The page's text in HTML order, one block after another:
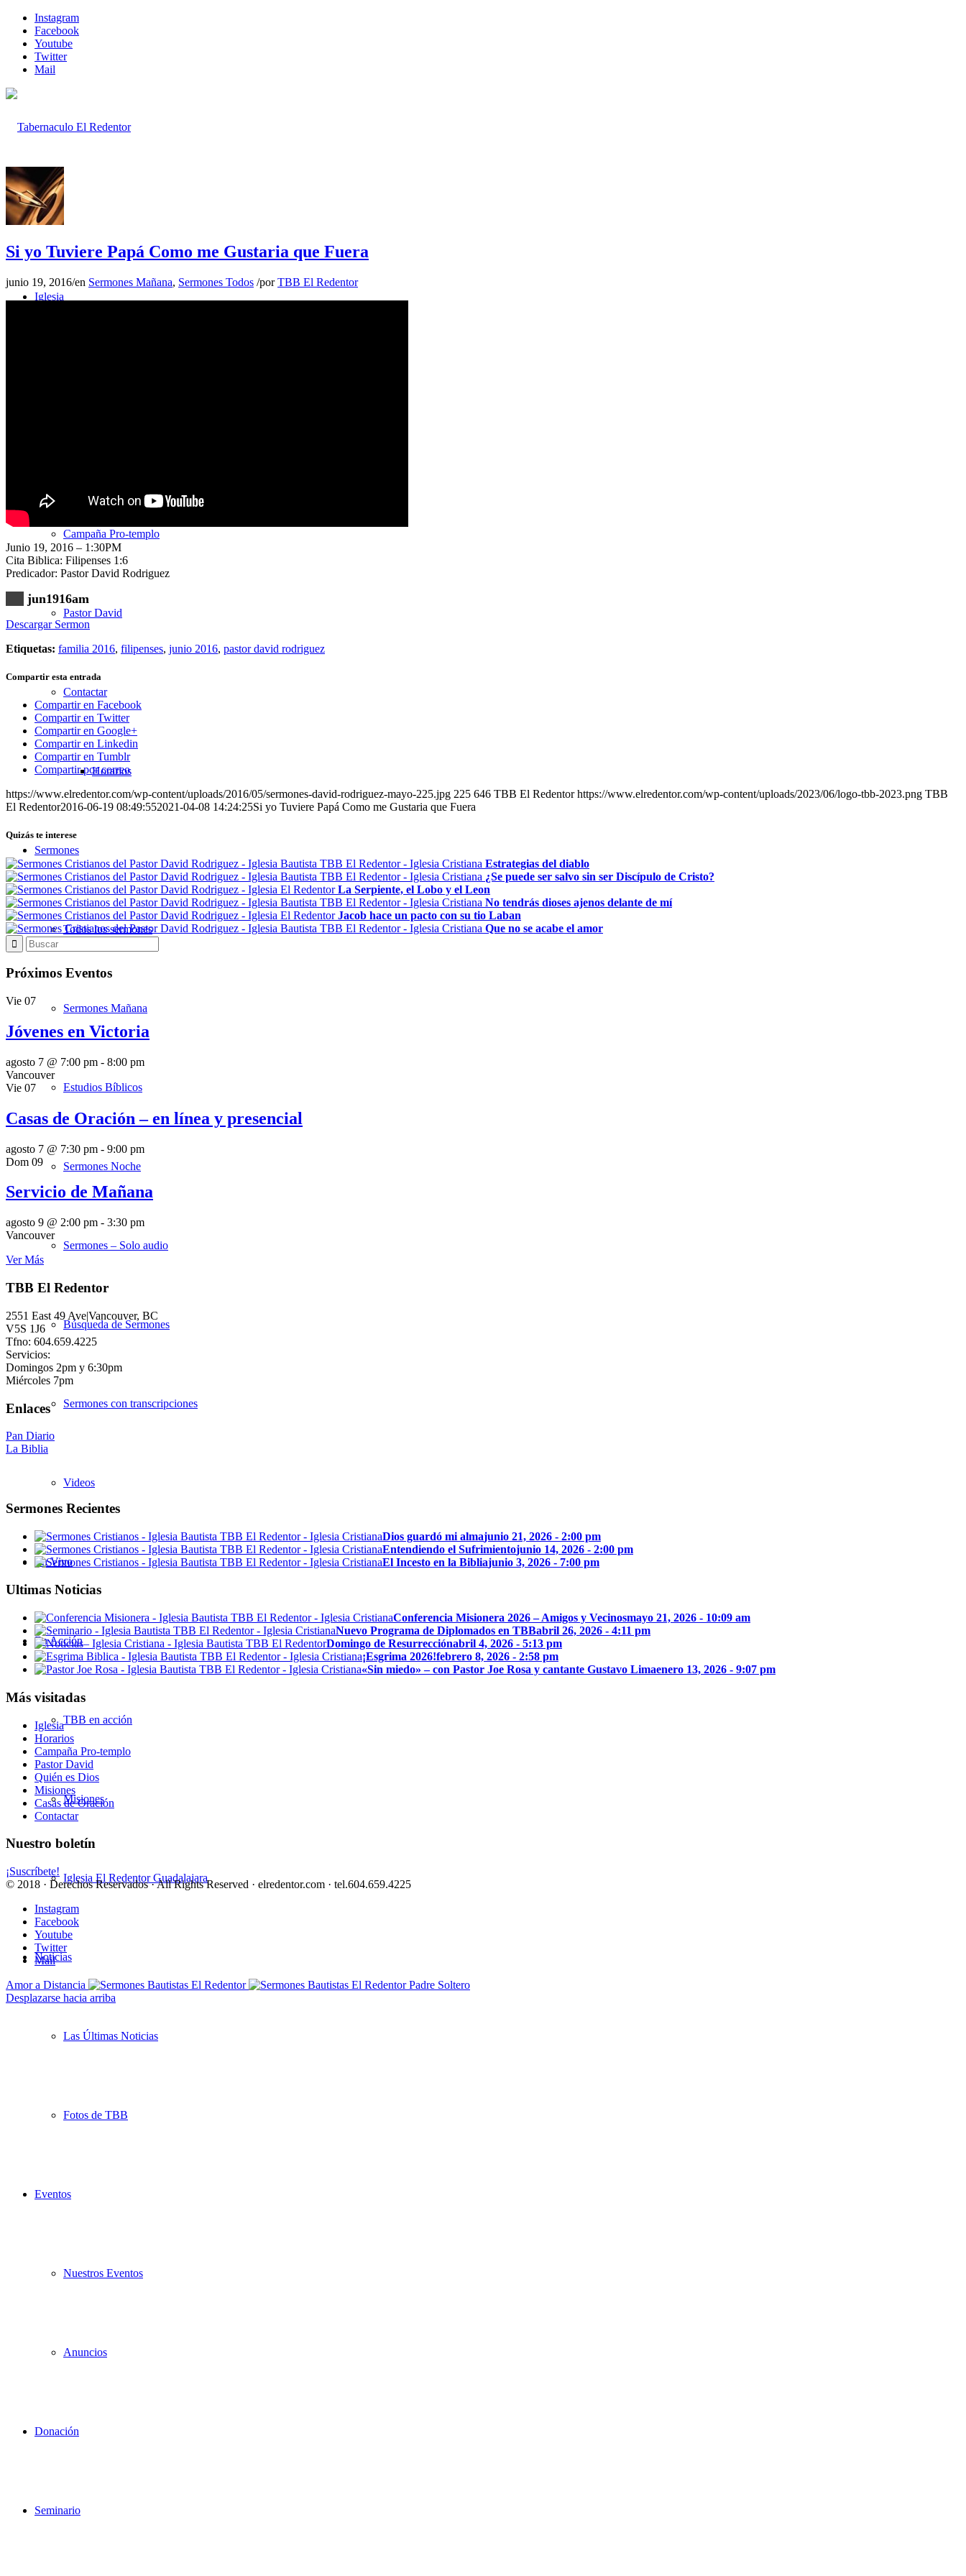
Instagram
Facebook
Youtube
Twitter
Mail
Inicio
Iglesia
Campaña Pro-templo
Pastor David
Contactar
Horarios
Sermones
Todos los sermones
Sermones Mañana
Estudios Bíblicos
Sermones Noche
Sermones – Solo audio
Búsqueda de Sermones
Sermones con transcripciones
Videos
En Vivo
En Acción
TBB en acción
Misiones
Iglesia El Redentor Guadalajara
Noticias
Las Últimas Noticias
Fotos de TBB
Eventos
Nuestros Eventos
Anuncios
Donación
Seminario
Si yo Tuviere Papá Como me Gustaria que Fuera
junio 19, 2016/en Sermones Mañana, Sermones Todos /porTBB El Redentor
Junio 19, 2016 – 1:30PM
Cita Biblica: Filipenses 1:6
Predicador: Pastor David Rodriguez
jun1916am
Descargar Sermon
Etiquetas: familia 2016, filipenses, junio 2016, pastor david rodriguez
Compartir esta entrada
Compartir en Facebook
Compartir en Twitter
Compartir en Google+
Compartir en Linkedin
Compartir en Tumblr
Compartir por correo
https://www.elredentor.com/wp-content/uploads/2016/05/sermones-david-rodriguez-mayo-225.jpg 225 646 TBB El Redentor https://www.elredentor.com/wp-content/uploads/2023/06/logo-tbb-2023.png TBB
El Redentor2016-06-19 08:49:552021-04-08 14:24:25Si yo Tuviere Papá Como me Gustaria que Fuera
Quizás te interese
Estrategias del diablo
¿Se puede ser salvo sin ser Discípulo de Cristo?
La Serpiente, el Lobo y el Leon
No tendrás dioses ajenos delante de mí
Jacob hace un pacto con su tio Laban
Que no se acabe el amor
Próximos Eventos
Vie 07
Jóvenes en Victoria
agosto 7 @ 7:00 pm - 8:00 pm
Vancouver
Vie 07
Casas de Oración – en línea y presencial
agosto 7 @ 7:30 pm - 9:00 pm
Dom 09
Servicio de Mañana
agosto 9 @ 2:00 pm - 3:30 pm
Vancouver
Ver Más
TBB El Redentor
2551 East 49 Ave|Vancouver, BC
V5S 1J6
Tfno: 604.659.4225
Servicios:
Domingos 2pm y 6:30pm
Miércoles 7pm
Enlaces
Pan Diario
La Biblia
Sermones Recientes
Dios guardó mi almajunio 21, 2026 - 2:00 pm
Entendiendo el Sufrimientojunio 14, 2026 - 2:00 pm
El Incesto en la Bibliajunio 3, 2026 - 7:00 pm
Ultimas Noticias
Conferencia Misionera 2026 – Amigos y Vecinosmayo 21, 2026 - 10:09 am
Nuevo Programa de Diplomados en TBBabril 26, 2026 - 4:11 pm
Domingo de Resurrecciónabril 4, 2026 - 5:13 pm
¡Esgrima 2026!febrero 8, 2026 - 2:58 pm
«Sin miedo» – con Pastor Joe Rosa y cantante Gustavo Limaenero 13, 2026 - 9:07 pm
Más visitadas
Iglesia
Horarios
Campaña Pro-templo
Pastor David
Quién es Dios
Misiones
Casas de Oración
Contactar
Nuestro boletín
¡Suscríbete!
© 2018 · Derechos Reservados · All Rights Reserved · elredentor.com · tel.604.659.4225
Instagram
Facebook
Youtube
Twitter
Mail
Amor a Distancia
Padre Soltero
Desplazarse hacia arriba